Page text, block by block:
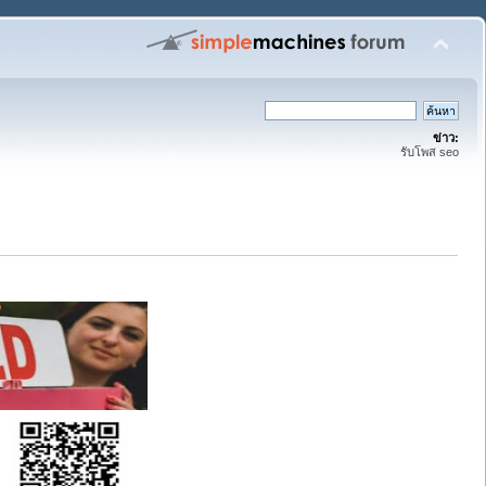
ข่าว:
รับโพส seo